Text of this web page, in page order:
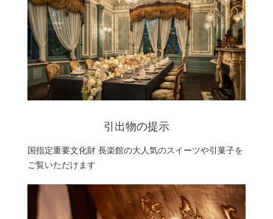
引出物の提示
国指定重要文化財 長楽館の大人気のスイーツや引菓子を
ご覧いただけます